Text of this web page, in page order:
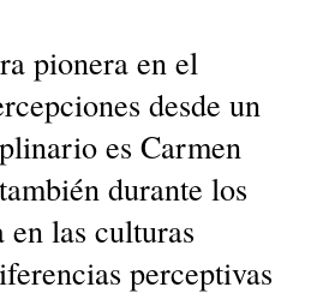
pionera en el
desde un
es Carmen
durante los
en las culturas
perceptivas